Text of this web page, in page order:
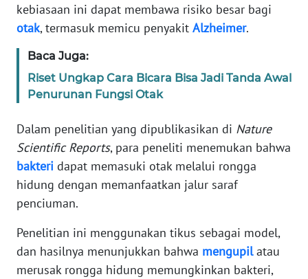
kebiasaan ini dapat membawa risiko besar bagi
otak, termasuk memicu penyakit Alzheimer.
Baca Juga:
Riset Ungkap Cara Bicara Bisa Jadi Tanda Awal
Penurunan Fungsi Otak
Dalam penelitian yang dipublikasikan di Nature
Scientific Reports, para peneliti menemukan bahwa
bakteri dapat memasuki otak melalui rongga
hidung dengan memanfaatkan jalur saraf
penciuman.
Penelitian ini menggunakan tikus sebagai model,
dan hasilnya menunjukkan bahwa mengupilatau
merusak rongga hidung memungkinkan bakteri,
INFO
TENTANG
KAMI
PEDOMAN
MEDIA
SIBER
REDAKSI
KARIR
DISCLAIMER